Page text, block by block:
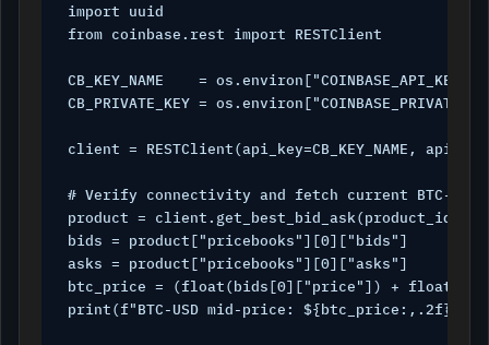
import uuid
from coinbase.rest import RESTClient
CB_KEY_NAME    =
CB_PRIVATE_KEY =
client = RESTClient(api_key=CB_KEY_NAME,
# Verify connectivity and fetch current BTC-USD
product =
bids = product["pricebooks"][0]["bids"]
asks = product["pricebooks"][0]["asks"]
btc_price = (float(bids[0]["price"]) +
print(f"BTC-USD mid-price: ${btc_price:,.2f}")